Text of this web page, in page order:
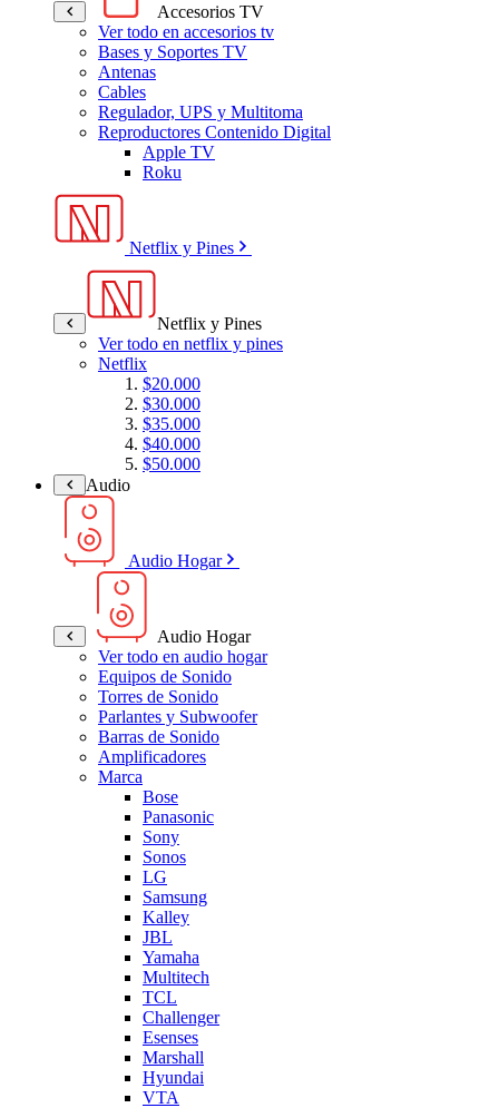
Accesorios TV
Ver todo en accesorios tv
Bases y Soportes TV
Antenas
Cables
Regulador, UPS y Multitoma
Reproductores Contenido Digital
Apple TV
Roku
Netflix y Pines
Netflix y Pines
Ver todo en netflix y pines
Netflix
$20.000
$30.000
$35.000
$40.000
$50.000
Audio
Audio Hogar
Audio Hogar
Ver todo en audio hogar
Equipos de Sonido
Torres de Sonido
Parlantes y Subwoofer
Barras de Sonido
Amplificadores
Marca
Bose
Panasonic
Sony
Sonos
LG
Samsung
Kalley
JBL
Yamaha
Multitech
TCL
Challenger
Esenses
Marshall
Hyundai
VTA